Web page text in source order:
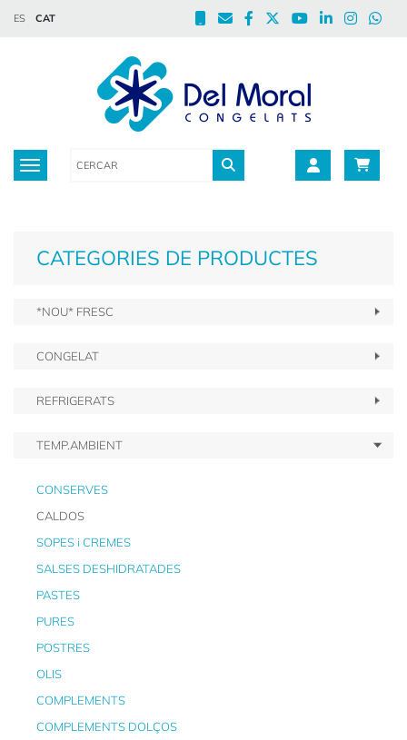
ES CAT
Toggle navigation
CATEGORIES DE PRODUCTES
*NOU* FRESC
CONGELAT
REFRIGERATS
TEMP.AMBIENT
CONSERVES
CALDOS
SOPES i CREMES
SALSES DESHIDRATADES
PASTES
PURES
POSTRES
OLIS
COMPLEMENTS
COMPLEMENTS DOLÇOS